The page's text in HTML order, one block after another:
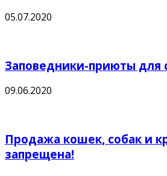
05.07.2020
Заповедники-приюты для
09.06.2020
Продажа кошек, собак и
запрещена!